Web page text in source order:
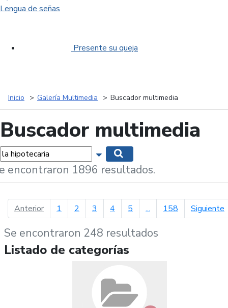
Lengua de señas
Presente su queja
Inicio Galería Multimedia Buscador multimedia
Buscador multimedia
Mostrar opciones de búsqueda
encontraron 1896 resultados.
Anteriorpágina anterior
1 2 3 4 5 ... 158 Siguiente
Se encontraron 248 resultados
Listado de categorías